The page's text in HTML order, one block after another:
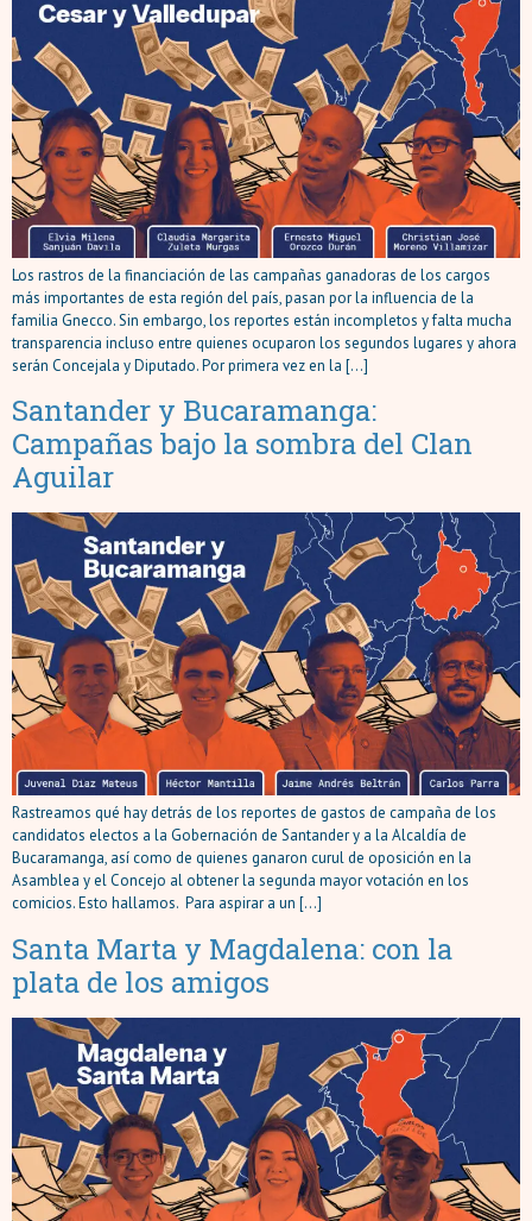
Los rastros de la financiación de las campañas ganadoras de los cargos
más importantes de esta región del país, pasan por la influencia de la
familia Gnecco. Sin embargo, los reportes están incompletos y falta mucha
transparencia incluso entre quienes ocuparon los segundos lugares y ahora
serán Concejala y Diputado. Por primera vez en la […]
Santander y Bucaramanga:
Campañas bajo la sombra del Clan
Aguilar
Rastreamos qué hay detrás de los reportes de gastos de campaña de los
candidatos electos a la Gobernación de Santander y a la Alcaldía de
Bucaramanga, así como de quienes ganaron curul de oposición en la
Asamblea y el Concejo al obtener la segunda mayor votación en los
comicios. Esto hallamos. Para aspirar a un […]
Santa Marta y Magdalena: con la
plata de los amigos